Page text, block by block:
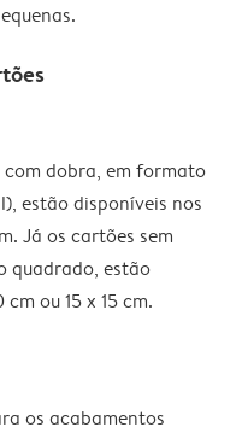
com dobra, em formato
estão disponíveis nos
Já os cartões sem
quadrado, estão
ou 15 x 15 cm.
os acabamentos